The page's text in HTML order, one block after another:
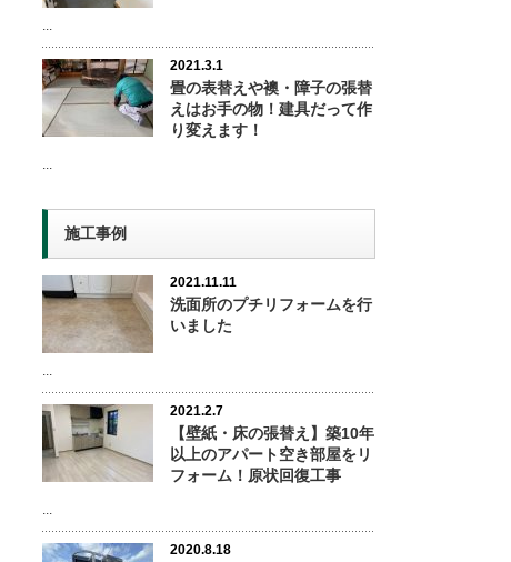
...
2021.3.1
畳の表替えや襖・障子の張替
えはお手の物！建具だって作
り変えます！
...
施工事例
2021.11.11
洗面所のプチリフォームを行
いました
...
2021.2.7
【壁紙・床の張替え】築10年
以上のアパート空き部屋をリ
フォーム！原状回復工事
...
2020.8.18